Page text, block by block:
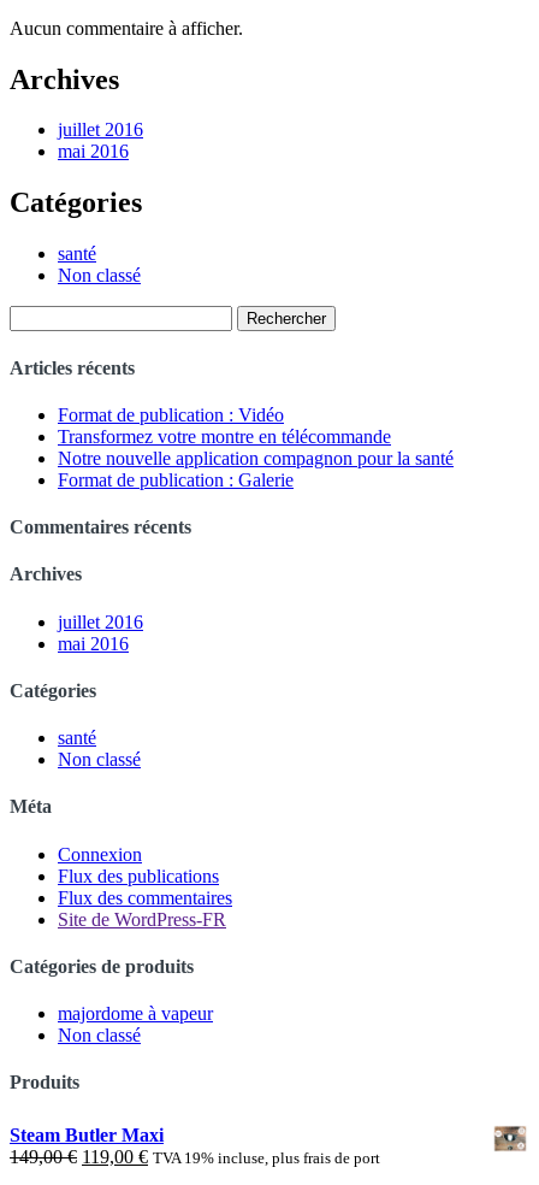
Aucun commentaire à afficher.
Archives
juillet 2016
mai 2016
Catégories
santé
Non classé
Articles récents
Format de publication : Vidéo
Transformez votre montre en télécommande
Notre nouvelle application compagnon pour la santé
Format de publication : Galerie
Commentaires récents
Archives
juillet 2016
mai 2016
Catégories
santé
Non classé
Méta
Connexion
Flux des publications
Flux des commentaires
Site de WordPress-FR
Catégories de produits
majordome à vapeur
Non classé
Produits
Steam Butler Maxi
149,00€ Le
119,00 €Le
TVA 19% incluse, plus frais de port